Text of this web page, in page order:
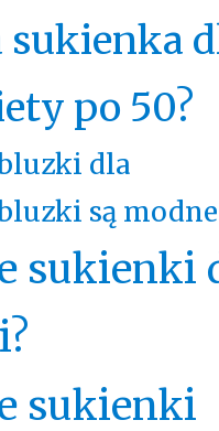
sukienka
po 50?
dla
są modne
sukienki
sukienki